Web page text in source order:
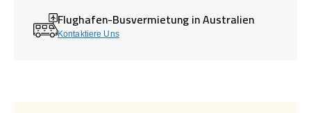
Flughafen-Busvermietung in Australien
Kontaktiere Uns